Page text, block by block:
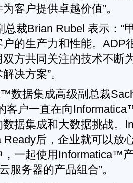
客户提供卓越价值”。
总裁Brian Rubel 表示：“
的生产力和性能。ADP
方共同关注的技术不断
决方案”。
数据集成高级副总裁
客户一直在向
数据集成和大数据挑战。
Ready后，企业就可以放
，一起使用Informatica™
服务器的产品组合”。